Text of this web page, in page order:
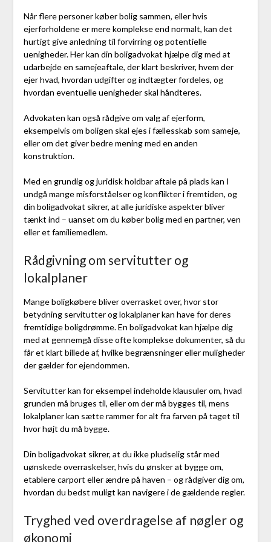
Når flere personer køber bolig sammen, eller hvis
ejerforholdene er mere komplekse end normalt, kan det
hurtigt give anledning til forvirring og potentielle
uenigheder. Her kan din boligadvokat hjælpe dig med at
udarbejde en samejeaftale, der klart beskriver, hvem der
ejer hvad, hvordan udgifter og indtægter fordeles, og
hvordan eventuelle uenigheder skal håndteres.
Advokaten kan også rådgive om valg af ejerform,
eksempelvis om boligen skal ejes i fællesskab som sameje,
eller om det giver bedre mening med en anden
konstruktion.
Med en grundig og juridisk holdbar aftale på plads kan I
undgå mange misforståelser og konflikter i fremtiden, og
din boligadvokat sikrer, at alle juridiske aspekter bliver
tænkt ind – uanset om du køber bolig med en partner, ven
eller et familiemedlem.
Rådgivning om servitutter og
lokalplaner
Mange boligkøbere bliver overrasket over, hvor stor
betydning servitutter og lokalplaner kan have for deres
fremtidige boligdrømme. En boligadvokat kan hjælpe dig
med at gennemgå disse ofte komplekse dokumenter, så du
får et klart billede af, hvilke begrænsninger eller muligheder
der gælder for ejendommen.
Servitutter kan for eksempel indeholde klausuler om, hvad
grunden må bruges til, eller om der må bygges til, mens
lokalplaner kan sætte rammer for alt fra farven på taget til
hvor højt du må bygge.
Din boligadvokat sikrer, at du ikke pludselig står med
uønskede overraskelser, hvis du ønsker at bygge om,
etablere carport eller ændre på haven – og rådgiver dig om,
hvordan du bedst muligt kan navigere i de gældende regler.
Tryghed ved overdragelse af nøgler og
økonomi